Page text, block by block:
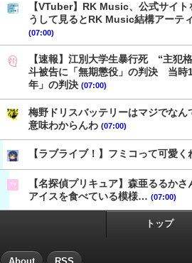
【VTuber】RK Music、公式サイト
うして見るとRK Music結構アーテ
(07:00)
【速報】江別大学生暴行死 “主犯
斗被告に「無期懲役」の判決 当時
年」の判決 (07:00)
梅野ドリスバッテリーはマジでなん
意味わからんわ (07:00)
【ラブライブ！】フミコって可愛く
【名探偵プリキュア】森亜るるか
アイスを食べている模様… (07:00)
トップ